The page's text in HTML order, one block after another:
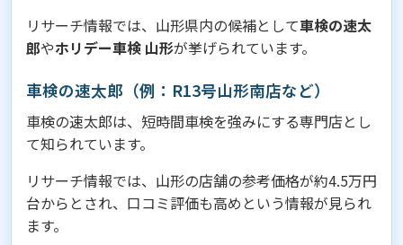
リサーチ情報では、山形県内の候補として車検の速太
郎やホリデー車検 山形が挙げられています。
車検の速太郎（例：R13号山形南店など）
車検の速太郎は、短時間車検を強みにする専門店とし
て知られています。
リサーチ情報では、山形の店舗の参考価格が約4.5万円
台からとされ、口コミ評価も高めという情報が見られ
ます。